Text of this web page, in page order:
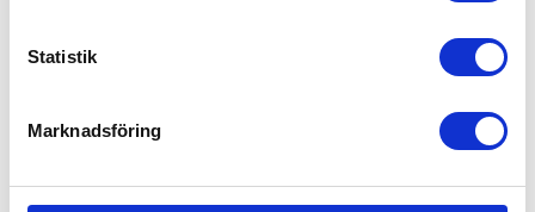
Statistik
Marknadsföring
Relaterade produkter